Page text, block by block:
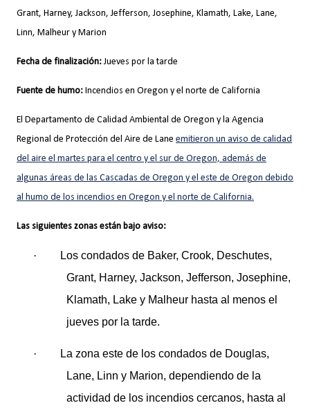
Grant, Harney, Jackson, Jefferson, Josephine, Klamath, Lake, Lane,
Linn, Malheur y Marion
Fecha de finalización:Jueves por la tarde
Fuente de humo: Incendios en Oregon y el norte de California
El Departamento de Calidad Ambiental de Oregon y la Agencia
Regional de Protección del Aire de Lane emitieron un aviso de calidad
del aire el martes para el centro y el sur de Oregon, además de
algunas áreas de las Cascadas de Oregon y el este de Oregon debido
al humo de los incendios en Oregon y el norte de California.
Las siguientes zonas están bajo aviso:
·
Los condados de Baker, Crook, Deschutes,
Grant, Harney, Jackson, Jefferson, Josephine,
Klamath, Lake y Malheur hasta al menos el
jueves por la tarde.
·
La zona este de los condados de Douglas,
Lane, Linn y Marion, dependiendo de la
actividad de los incendios cercanos, hasta al